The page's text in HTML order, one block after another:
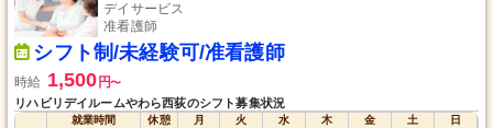
デイサービス
准看護師
シフト制/未経験可/准看護師
時給 1,500 円〜
リハビリデイルームやわら西荻のシフト募集状況
就業時間 休憩 月 火 水 木 金 土
日